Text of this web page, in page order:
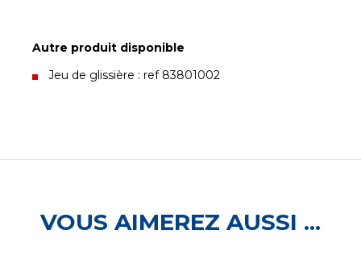
Autre produit disponible
Jeu de glissière : ref 83801002
VOUS AIMEREZ AUSSI ...